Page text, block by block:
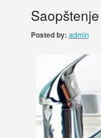
Posted by: admin